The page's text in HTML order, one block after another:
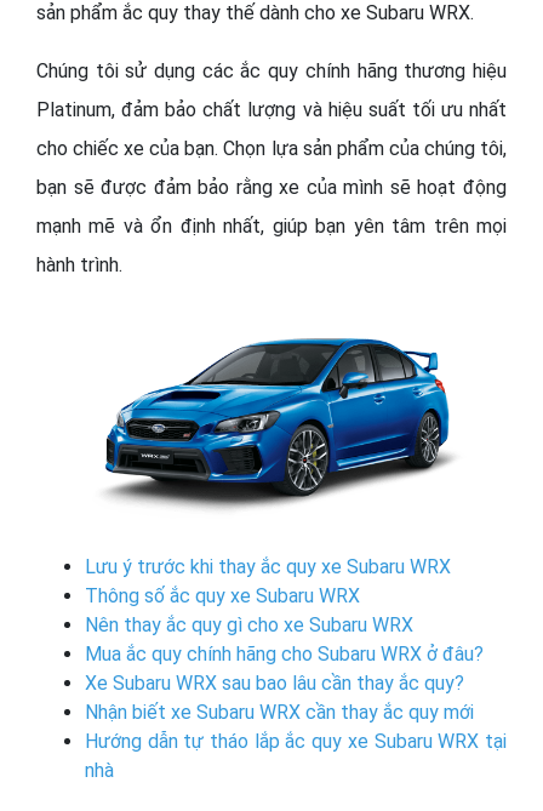
sản phẩm ắc quy thay thế dành cho xe Subaru WRX.
Chúng tôi sử dụng các ắc quy chính hãng thương hiệu
Platinum, đảm bảo chất lượng và hiệu suất tối ưu nhất
cho chiếc xe của bạn. Chọn lựa sản phẩm của chúng tôi,
bạn sẽ được đảm bảo rằng xe của mình sẽ hoạt động
mạnh mẽ và ổn định nhất, giúp bạn yên tâm trên mọi
hành trình.
Lưu ý trước khi thay ắc quy xe Subaru WRX
Thông số ắc quy xe Subaru WRX
Nên thay ắc quy gì cho xe Subaru WRX
Mua ắc quy chính hãng cho Subaru WRX ở đâu?
Xe Subaru WRX sau bao lâu cần thay ắc quy?
Nhận biết xe Subaru WRX cần thay ắc quy mới
Hướng dẫn tự tháo lắp ắc quy xe Subaru WRX tại
nhà